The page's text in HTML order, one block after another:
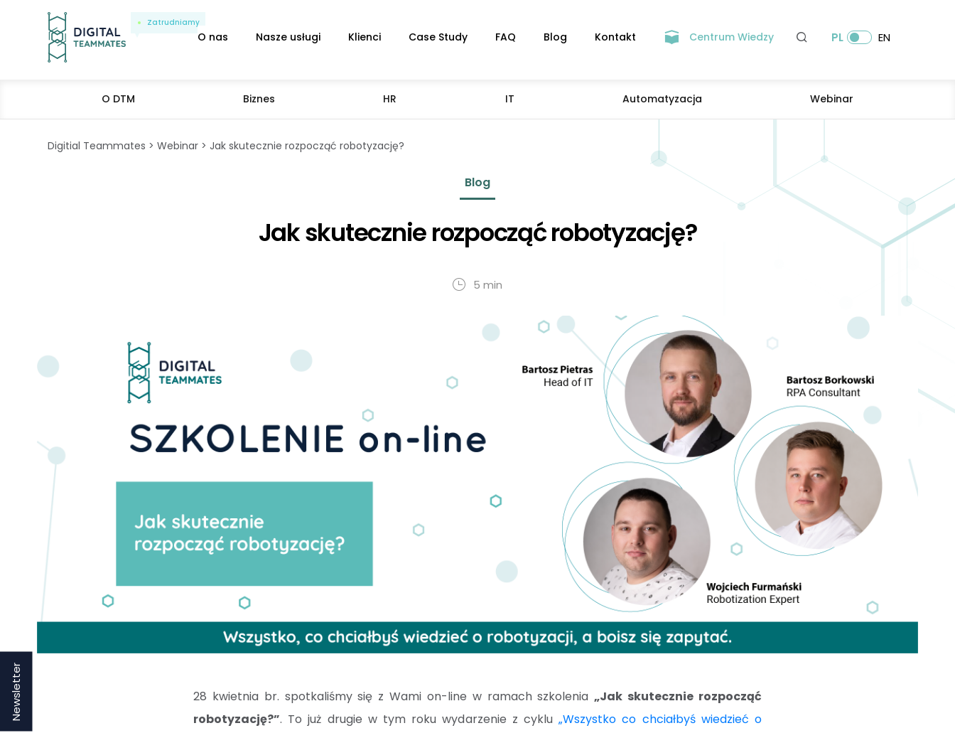
Zatrudniamy
O nas Nasze usługi Klienci Case Study FAQ Blog Kontakt Centrum Wiedzy PL EN
O DTM Biznes HR IT Automatyzacja Webinar
Digitial Teammates Webinar Jak skutecznie rozpocząć robotyzację?
Blog
Jak skutecznie rozpocząć robotyzację?
5 min
28 kwietnia br. spotkaliśmy się z Wami on-line w ramach szkolenia„Jak skutecznie rozpocząć
robotyzację?”. To już drugie w tym roku wydarzenie z cyklu„Wszystko co chciałbyś wiedzieć o
Newsletter